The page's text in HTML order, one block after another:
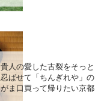
貴人の愛した古裂をそっと
忍ばせて「ちんぎれや」の
がま口買って帰りたい京都